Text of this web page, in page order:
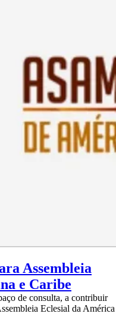
Assembleia
e Caribe
de consulta, a contribuir
Eclesial da América